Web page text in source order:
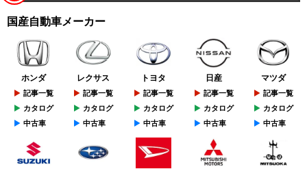
国産自動車メーカー
ホンダ
記事一覧
カタログ
中古車
レクサス
記事一覧
カタログ
中古車
トヨタ
記事一覧
カタログ
中古車
日産
記事一覧
カタログ
中古車
マツダ
記事一覧
カタログ
中古車